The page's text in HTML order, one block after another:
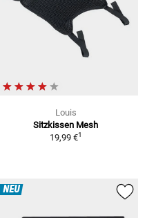
Louis
Sitzkissen Mesh
19,99 €1
NEU